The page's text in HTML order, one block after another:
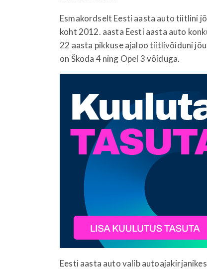
Esmakordselt Eesti aasta auto tiitlini
koht 2012. aasta Eesti aasta auto
22 aasta pikkuse ajaloo tiitlivõiduni
on Škoda 4 ning Opel 3 võiduga.
Eesti aasta auto valib